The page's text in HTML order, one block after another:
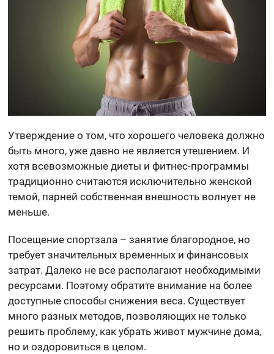
Утверждение о том, что хорошего человека должно
быть много, уже давно не является утешением. И
хотя всевозможные диеты и фитнес-программы
традиционно считаются исключительно женской
темой, парней собственная внешность волнует не
меньше.
Посещение спортзала – занятие благородное, но
требует значительных временных и финансовых
затрат. Далеко не все располагают необходимыми
ресурсами. Поэтому обратите внимание на более
доступные способы снижения веса. Существует
много разных методов, позволяющих не только
решить проблему, как убрать живот мужчине дома,
но и оздоровиться в целом.